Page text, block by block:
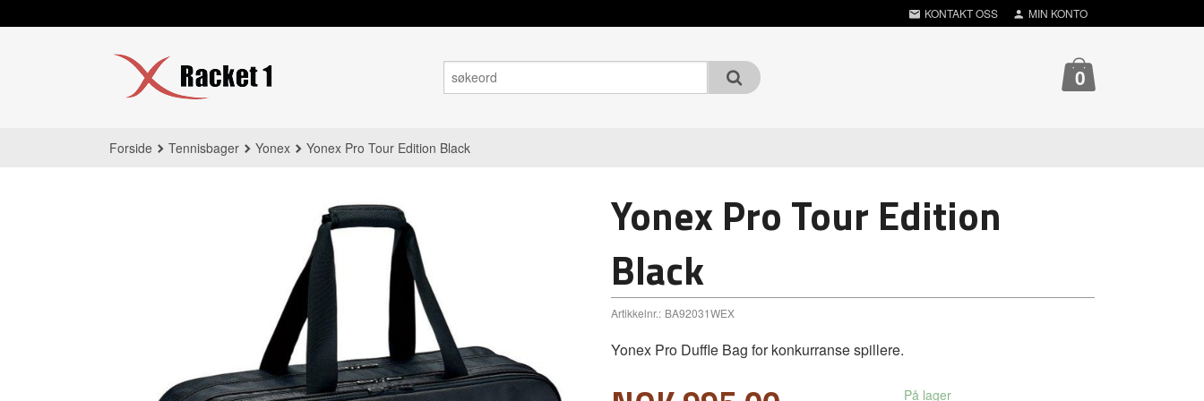
til
KONTAKT OSS MIN KONTO
0
Forside Tennisbager Yonex Yonex Pro Tour Edition Black
Yonex Pro Tour Edition
Black
Artikkelnr.: BA92031WEX
Yonex Pro Duffle Bag for konkurranse spillere.
På lager